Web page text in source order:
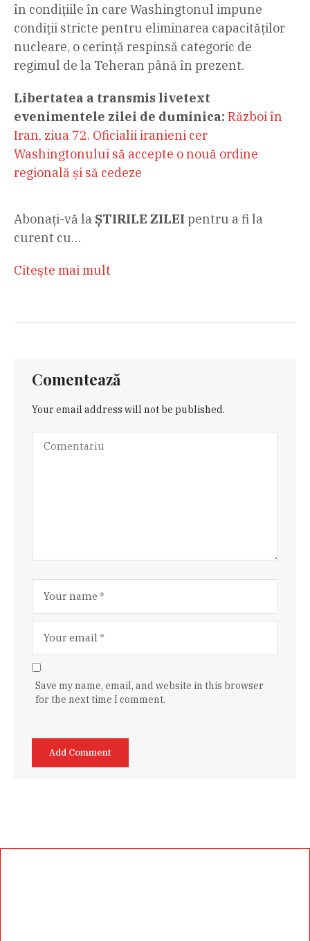
în condițiile în care Washingtonul impune
condiții stricte pentru eliminarea capacităților
nucleare, o cerință respinsă categoric de
regimul de la Teheran până în prezent.
Libertatea a transmis livetext
evenimentele zilei de duminica: Război în
Iran, ziua 72. Oficialii iranieni cer
Washingtonului să accepte o nouă ordine
regională și să cedeze
Abonați-vă la ȘTIRILE ZILEI pentru a fi la
curent cu…
Citeşte mai mult
Comentează
Your email address will not be published.
Save my name, email, and website in this browser
for the next time I comment.